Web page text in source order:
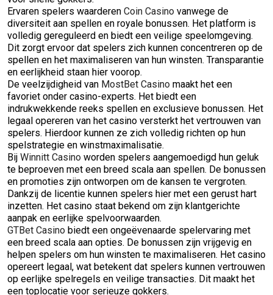
Ervaren spelers waarderen Coin Casino vanwege de
diversiteit aan spellen en royale bonussen. Het platform is
volledig gereguleerd en biedt een veilige speelomgeving.
Dit zorgt ervoor dat spelers zich kunnen concentreren op de
spellen en het maximaliseren van hun winsten. Transparantie
en eerlijkheid staan hier voorop.
De veelzijdigheid van MostBet Casino maakt het een
favoriet onder casino-experts. Het biedt een
indrukwekkende reeks spellen en exclusieve bonussen. Het
legaal opereren van het casino versterkt het vertrouwen van
spelers. Hierdoor kunnen ze zich volledig richten op hun
spelstrategie en winstmaximalisatie.
Bij Winnitt Casino worden spelers aangemoedigd hun geluk
te beproeven met een breed scala aan spellen. De bonussen
en promoties zijn ontworpen om de kansen te vergroten.
Dankzij de licentie kunnen spelers hier met een gerust hart
inzetten. Het casino staat bekend om zijn klantgerichte
aanpak en eerlijke spelvoorwaarden.
GTBet Casino biedt een ongeëvenaarde spelervaring met
een breed scala aan opties. De bonussen zijn vrijgevig en
helpen spelers om hun winsten te maximaliseren. Het casino
opereert legaal, wat betekent dat spelers kunnen vertrouwen
op eerlijke spelregels en veilige transacties. Dit maakt het
een toplocatie voor serieuze gokkers.